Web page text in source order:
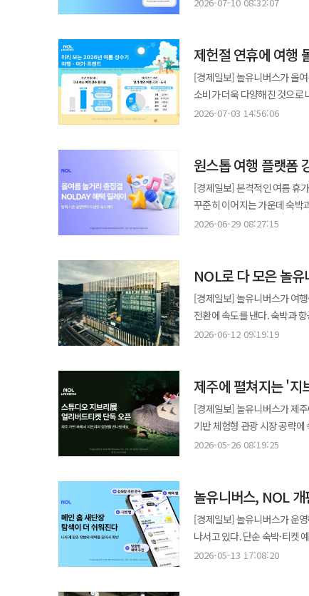
다양한 미션을 수행하거나
참여율을 보였다. 오는 10월 경기 고양시 킨텍스에서 열리는 NOL FESTIVAL은 슈퍼 라이브와 K-팝, EDM 등 3개
스테이지로 구성되며, 국내외
예정이다. 놀유니버스 관계자는 "슈퍼 얼리버드와 얼리버드 응모에 대한 높은 관심을 바탕으로 더 많은 고객이 NOL
FESTIVAL을 경험할 수 있
있다. 결제와 멤버십, 공연·이
소비와 경험이 이어지도록 만
캐릭터 '폼폼푸린' 탄생 30주
즐길 수 있도록 구성했다. 고객들은 일본 직수입 및 국내 단독 굿즈를 구매할 수 있을 뿐 아니라 캐릭터 세계관을 반영한
공간에서 다양한 체험도 함께
콘텐츠를 소비하는 공간으로 꾸몄다는 점이 특징이다. 신세계
넘어 고객들이 새로운 경험과
접점을 넓혀왔다"며 "특히 김
방문했으며 주요 굿즈도 3일 만에
고객들의 다양한 취향과 라이
신세계백화점에서만 경험할 수 있
'팬덤 마케팅'이 새로운 경쟁
처리 기준과 AI 답변에 활용된
의무 기준을 확정한 자리는 아니다. 이번 논의는 플랫폼 자율규제의 범위를 검색·추천 서비스에서 생
의미가 있다. 플랫폼 자율기
기업의 모델 변경이나 공급
범위 등을 구체적인 기준으로 만들어야 한다는 지적이
기업 간 협의를 이어갈 계획이
리스크를 낮추고 사고 발생
도시는 일본 오사카였으며, 국
플랫폼에서 더 큰 혜택으로
둘러보고 원하는 상품을 바로 예약할 수 있다. 기존 온라인 여행 플랫폼(OTA)
검색을 통해 상품을 찾는 방
바꾼 것이 특징이다. 여행 계
있도록 설계됐다. 최근 이용자들이 사회관계망서비스(SNS)나 숏폼 영상을 통해 여행지를 접하고 여행을 결정하는
사례가 늘어나면서 플랫폼 역
종합적으로 분석해 관심도가
자동화하고 이용자 행동 데이터를 결합해 개
방식도 변화하고 있는 것으로
추천과 콘텐츠 품질, 이용자
맞춤형 추천 기능을 지속 확
경쟁력으로 자리 잡으면서 검
놀유니버스 최고제품책임자
제헌절 연휴에 여행
[경제일보] 놀유니버스가 올
소비가 더욱 다양해진 것으로
이어졌고, e스포츠와 대형 공
같은 기간보다 68% 증가했으
크게 확대된 것으로 나타났다. 지역별 예약 비중은 강원특별자치도가 23%로 가장 높았고, 제주특별자치도 11%,
부산광역시 9%가 뒤를 이었
관광지보다 지역 전반으로 여행객이 확산되는 양상을 보
시작되는 오는 17일로 집계됐
1위를 기록했고 베트남이
상위권에 진입했다. 투어·액티비티 예약에서도 일본 여행 수요가 두드러졌다. 삿포로 비에이·후라노 버스투어와
오사카 난카이 라피트 편도
체험형 상품 선호가 이어졌다
단거리와 장거리 여행을 고르게 선택하는 흐름도 나타났다
인비테이셔널(MSI)'이 상위
르누아르, 드가, 고흐, 마티스, 피카소'가 가장 많
숙박이나 관광 중심에서 공연
액티비티, 공연·전시 등 고객
계획"이라고 말했다.
2026-07-03 14:56:06
원스톱 여행 플랫폼
[경제일보] 본격적인 여름 휴
꾸준히 이어지는 가운데 숙박
놀유니버스는 서비스를 확대하며 성수기 수요 선
수족관, 유니버설 스튜디오
대상으로 할인 혜택을 제공한
라이브커머스도 여름 성수기
디즈니랜드 입장권과 홍콩 항
항공사 상품을 순차적으로 소개할 계획이다. 국내여행 분야에서는 바다 여행을
통해 판매하며 추가 할인 쿠폰도 제공한다. 공연·전시 부문에서는 여름방학을 앞
콘텐츠를 확대했다. 어린이 공
위한 혜택도 마련했다. 놀유니버스는 이번 프로모션을 단순 숙소 예약을 넘어 여행 전 과정을 하나의 플랫폼에서
해결하는 방식으로 구성하고
플랫폼' 전략을 강화하는 것이다. 특히 놀유니버스는 성수기마다 할인 경쟁뿐 아니라 라이브커머스와 개인화
"여름 성수기를 맞아 고객들이
프로모션을 집중적으로 선보
NOLDAY가 준비한 풍성한
2026-06-29 08:27:15
NOL로 다 모은 놀
[경제일보] 놀유니버스가 여
전환에 속도를 낸다. 숙박과
예약, 현지 경험까지 연결하겠다는 전략이다. 놀유니버스는 플랫폼별로 분산돼
작업이다. 첫 단계로 오는 9월 NOL 인터파크투어와 NOL 티켓이 NOL로 통합된다. 이후 트리플도 순차적으로 결합된다.
각 서비스는 통합 전까지 기존
공연 마니아층이 이용해 온 NOL 티켓 유
배경에는 여행 플랫폼 경쟁
전 탐색, 공연·전시 관람, 현지
고객 취향과 문장형 질문을 기
투어, 일정 데이터가 결합되면 AI 추천의
확대다. 예컨대 콘서트 티켓
고객에게 항공권과 현지 투어,
2026-06-12 09:19:19
제주에 펼쳐지는 '
노린다
[경제일보] 놀유니버스가 제
기반 체험형 관광 시장 공략
'몰입형 IP 비즈니스'를 통해 놀
치히로의 행방불명', '이웃집
스튜디오 지브리의 세계관을
넘어 방문객이 직접 공간을 걸으며 체험할 수 있도록
공간으로 확장하는 전략이
산업과 결합하며 장기 수익 모
2026-05-26 08:19:25
놀유니버스, NOL
[경제일보] 놀유니버스가 운
나서고 있다. 단순 숙박·티켓
사용자 체류 시간과 플랫폼 락인 효과 확대에
2026-05-13 17:08:20